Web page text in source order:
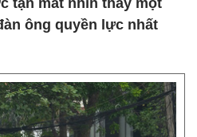
tận mắt nhìn thấy một
ông quyền lực nhất